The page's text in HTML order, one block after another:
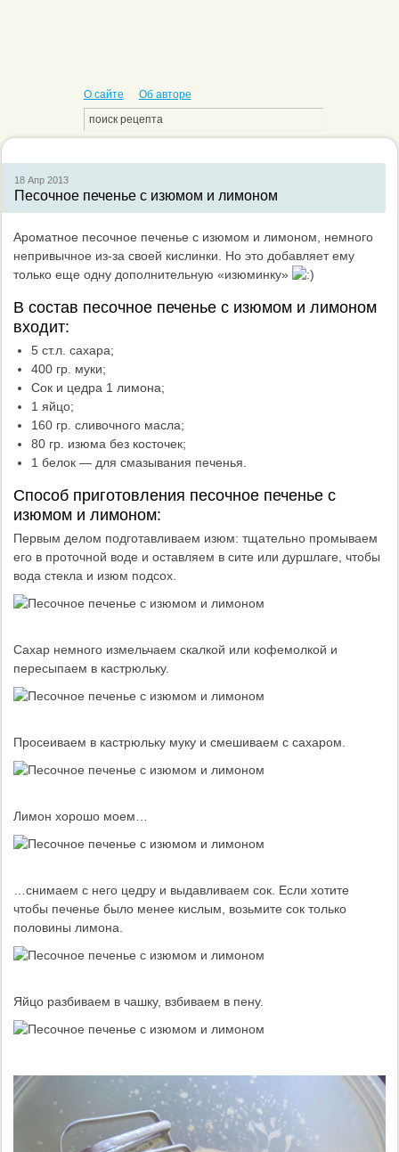
О сайте Об авторе
18 Апр2013
Песочное печенье с изюмом и лимоном
Ароматное песочное печенье с изюмом и лимоном, немного
непривычное из-за своей кислинки. Но это добавляет ему
только еще одну дополнительную «изюминку»
В состав песочное печенье с изюмом и лимоном
входит:
5 ст.л. сахара;
400 гр. муки;
Сок и цедра 1 лимона;
1 яйцо;
160 гр. сливочного масла;
80 гр. изюма без косточек;
1 белок — для смазывания печенья.
Способ приготовления песочное печенье с
изюмом и лимоном:
Первым делом подготавливаем изюм: тщательно промываем
его в проточной воде и оставляем в сите или дуршлаге, чтобы
вода стекла и изюм подсох.
Сахар немного измельчаем скалкой или кофемолкой и
пересыпаем в кастрюльку.
Просеиваем в кастрюльку муку и смешиваем с сахаром.
Лимон хорошо моем…
…снимаем с него цедру и выдавливаем сок. Если хотите
чтобы печенье было менее кислым, возьмите сок только
половины лимона.
Яйцо разбиваем в чашку, взбиваем в пену.